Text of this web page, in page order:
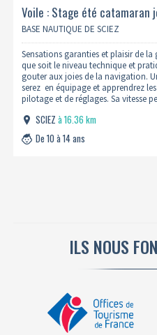
Voile : Stage été catamaran
BASE NAUTIQUE DE SCIEZ
Sensations garanties et plaisir de
que soit le niveau technique et
gouter aux joies de la navigation.
serez en équipage et apprendrez
pilotage et de réglages. Sa vitesse
SCIEZà 16.36 km
De 10 à 14 ans
ILS NOUS